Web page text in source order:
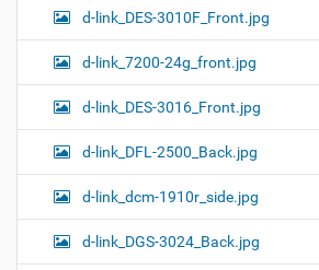
d-link_DES-3010F_Front.jpg
d-link_7200-24g_front.jpg
d-link_DES-3016_Front.jpg
d-link_DFL-2500_Back.jpg
d-link_dcm-1910r_side.jpg
d-link_DGS-3024_Back.jpg